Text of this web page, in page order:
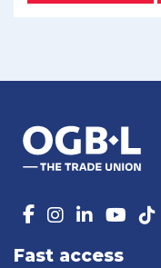
Fast access